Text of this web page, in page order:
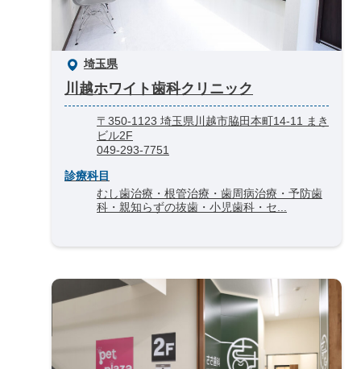
埼玉県
川越ホワイト歯科クリニック
〒350-1123 埼玉県川越市脇田本町14-11 まき
ビル2F
049-293-7751
診療科目
むし歯治療・根管治療・歯周病治療・予防歯
科・親知らずの抜歯・小児歯科・セ...